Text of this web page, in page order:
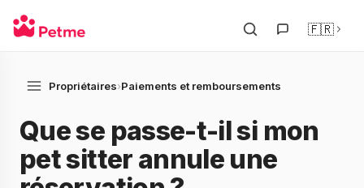
🇫🇷
Propriétaires›Paiements et remboursements
Que se passe-t-il si mon
pet sitter annule une